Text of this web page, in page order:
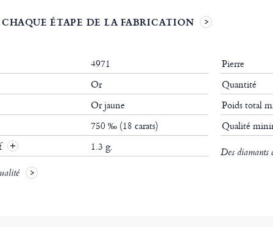
ÉTAPE DE LA FABRICATION
4971
Or
Or jaune
750 ‰ (18 carats)
1.3 g.
Pierre
Quantité
Poids total
Qualité
Des diamants